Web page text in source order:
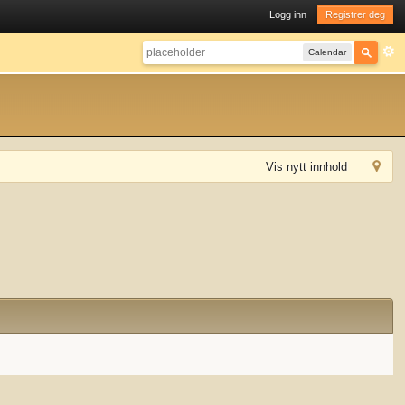
Logg inn Registrer deg
Calendar
Vis nytt innhold